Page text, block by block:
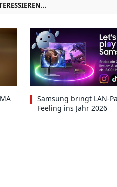
Samsung bringt LAN-
Feeling ins Jahr 2026